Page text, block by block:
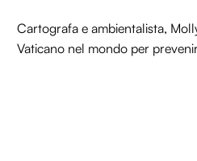
Cartografa e ambientalista,
Vaticano nel mondo per